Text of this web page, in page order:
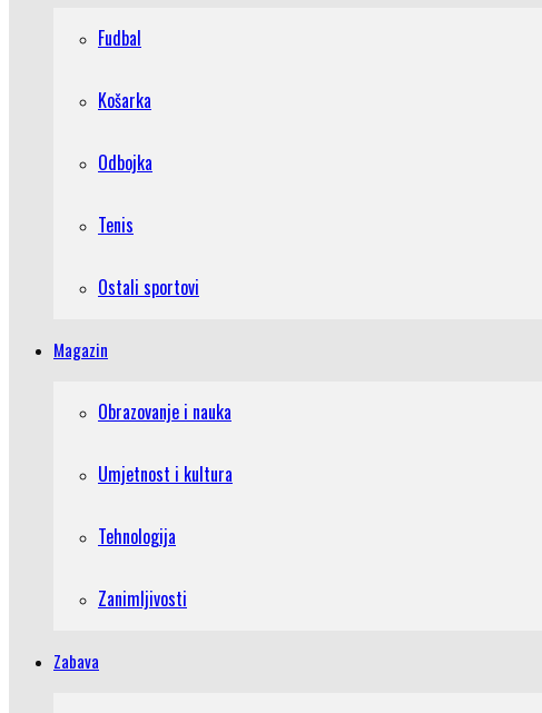
Fudbal
Košarka
Odbojka
Tenis
Ostali sportovi
Magazin
Obrazovanje i nauka
Umjetnost i kultura
Tehnologija
Zanimljivosti
Zabava